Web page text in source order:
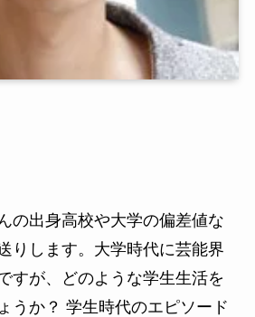
の出身高校や大学の偏差値な
りします。大学時代に芸能界
すが、どのような学生生活を
うか？ 学生時代のエピソード